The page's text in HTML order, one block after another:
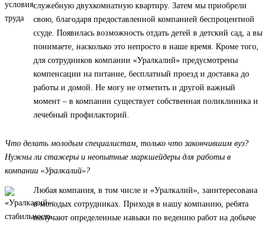
служебную двухкомнатную квартиру. Затем мы приобрели
свою, благодаря предоставленной компанией беспроцентной
ссуде. Появилась возможность отдать детей в детский сад, а вы
понимаете, насколько это непросто в наше время. Кроме того,
для сотрудников компании «Уралкалий» предусмотрены
компенсации на питание, бесплатный проезд и доставка до
работы и домой. Не могу не отметить и другой важный
момент – в компании существует собственная поликлиника и
лечебный профилакторий.
Что делать молодым специалистам, только что закончившим вуз?
Нужны ли стажеры и неопытные маркшейдеры для работы в
компании «Уралкалий»?
Любая компания, в том числе и «Уралкалий», заинтересована
в молодых сотрудниках. Приходя в нашу компанию, ребята
получают определенные навыки по ведению работ на добыче